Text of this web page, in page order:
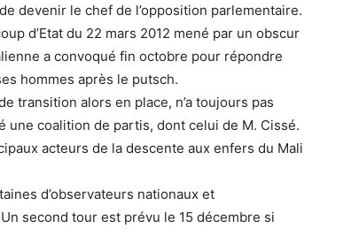
devenir le chef de l’opposition parlementaire.
d’Etat du 22 mars 2012 mené par un obscur
a convoqué fin octobre pour répondre
hommes après le putsch.
transition alors en place, n’a toujours pas
une coalition de partis, dont celui de M. Cissé.
acteurs de la descente aux enfers du Mali
d’observateurs nationaux et
second tour est prévu le 15 décembre si